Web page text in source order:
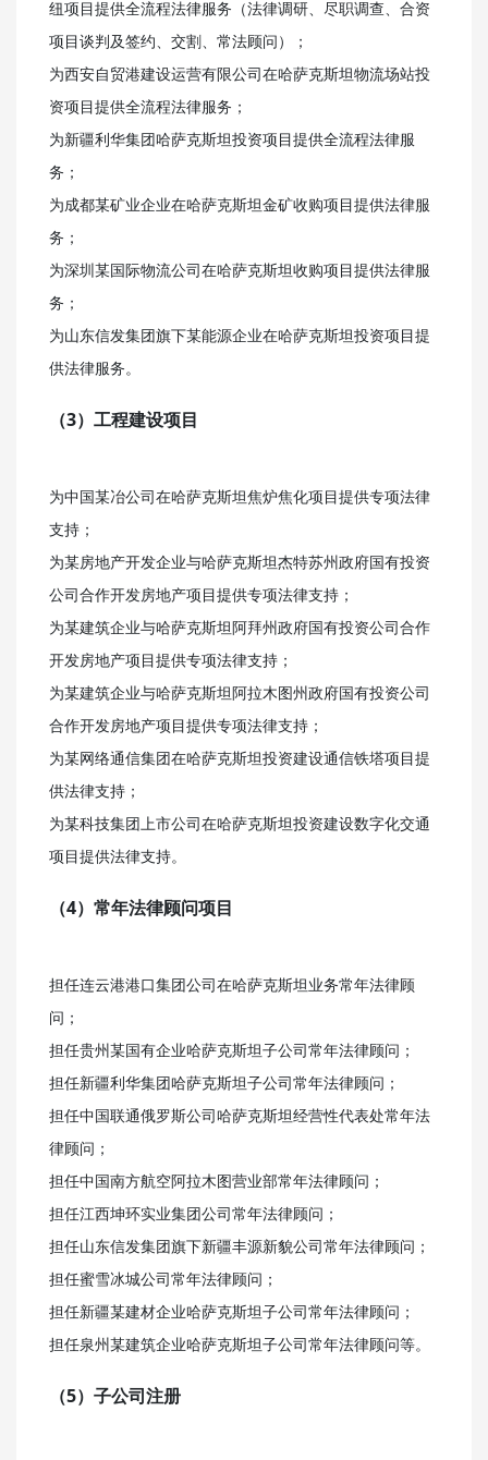
纽项目提供全流程法律服务（法律调研、尽职调查、合资
项目谈判及签约、交割、常法顾问）；
为西安自贸港建设运营有限公司在哈萨克斯坦物流场站投
资项目提供全流程法律服务；
为新疆利华集团哈萨克斯坦投资项目提供全流程法律服
务；
为成都某矿业企业在哈萨克斯坦金矿收购项目提供法律服
务；
为深圳某国际物流公司在哈萨克斯坦收购项目提供法律服
务；
为山东信发集团旗下某能源企业在哈萨克斯坦投资项目提
供法律服务。
（3）工程建设项目
为中国某冶公司在哈萨克斯坦焦炉焦化项目提供专项法律
支持；
为某房地产开发企业与哈萨克斯坦杰特苏州政府国有投资
公司合作开发房地产项目提供专项法律支持；
为某建筑企业与哈萨克斯坦阿拜州政府国有投资公司合作
开发房地产项目提供专项法律支持；
为某建筑企业与哈萨克斯坦阿拉木图州政府国有投资公司
合作开发房地产项目提供专项法律支持；
为某网络通信集团在哈萨克斯坦投资建设通信铁塔项目提
供法律支持；
为某科技集团上市公司在哈萨克斯坦投资建设数字化交通
项目提供法律支持。
（4）常年法律顾问项目
担任连云港港口集团公司在哈萨克斯坦业务常年法律顾
问；
担任贵州某国有企业哈萨克斯坦子公司常年法律顾问；
担任新疆利华集团哈萨克斯坦子公司常年法律顾问；
担任中国联通俄罗斯公司哈萨克斯坦经营性代表处常年法
律顾问；
担任中国南方航空阿拉木图营业部常年法律顾问；
担任江西坤环实业集团公司常年法律顾问；
担任山东信发集团旗下新疆丰源新貌公司常年法律顾问；
担任蜜雪冰城公司常年法律顾问；
担任新疆某建材企业哈萨克斯坦子公司常年法律顾问；
担任泉州某建筑企业哈萨克斯坦子公司常年法律顾问等。
（5）子公司注册